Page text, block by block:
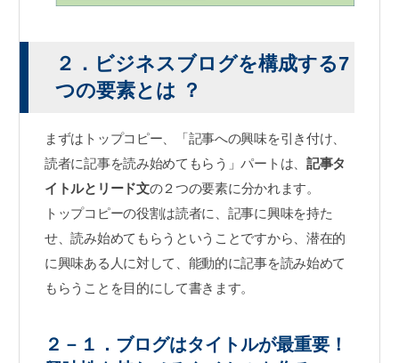
２．ビジネスブログを構成する7
つの要素とは ？
まずはトップコピー、「記事への興味を引き付け、
読者に記事を読み始めてもらう」パートは、 記事タ
イトルとリード文の２つの要素に分かれます。
トップコピーの役割は読者に、記事に興味を持た
せ、読み始めてもらうということですから、潜在的
に興味ある人に対して、能動的に記事を読み始めて
もらうことを目的にして書きます。
２－１．ブログはタイトルが最重要！